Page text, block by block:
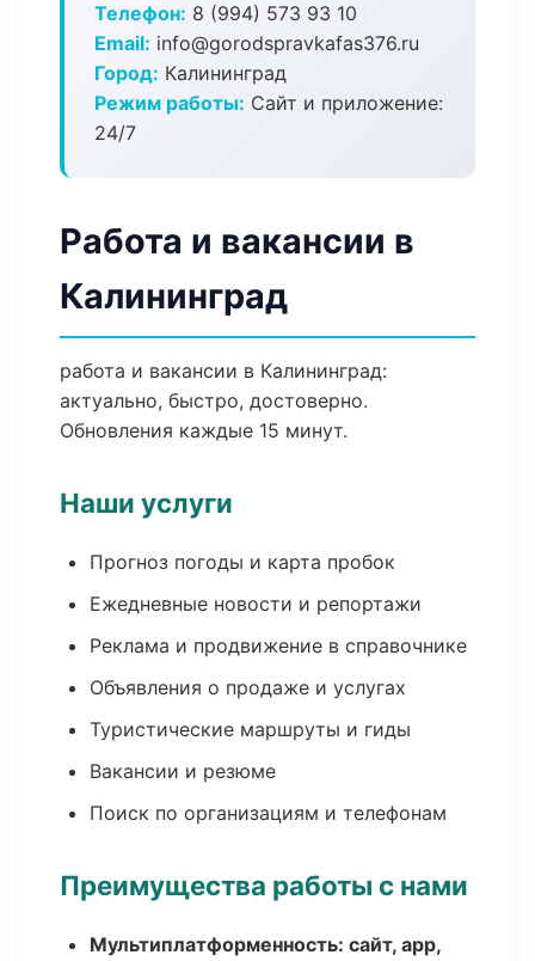
Телефон: 8 (994) 573 93 10
Email: info@gorodspravkafas376.ru
Город: Калининград
Режим работы: Сайт и приложение:
24/7
Работа и вакансии в
Калининград
работа и вакансии в Калининград:
актуально, быстро, достоверно.
Обновления каждые 15 минут.
Наши услуги
Прогноз погоды и карта пробок
Ежедневные новости и репортажи
Реклама и продвижение в справочнике
Объявления о продаже и услугах
Туристические маршруты и гиды
Вакансии и резюме
Поиск по организациям и телефонам
Преимущества работы с нами
Мультиплатформенность: сайт, app,